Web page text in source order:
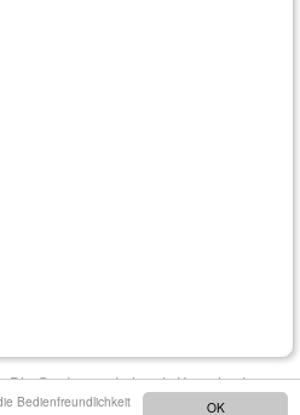
OK
Bedienfreundlichkeit
Die Stadt zum Leben | Kontakt |